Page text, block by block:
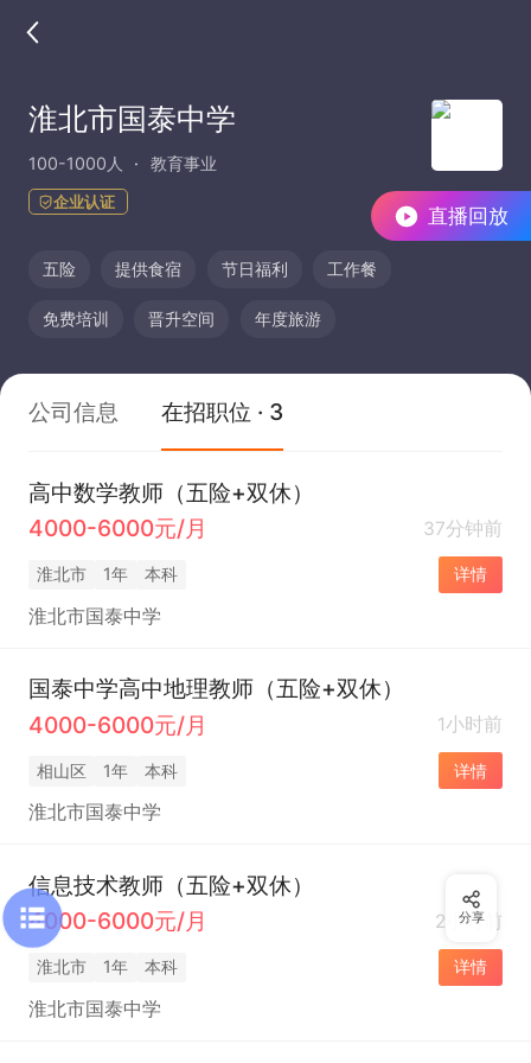
直播回放
淮北市国泰中学
100-1000人 教育事业
企业认证
五险 提供食宿 节日福利 工作餐
免费培训 晋升空间 年度旅游
公司信息 在招职位 · 3
高中数学教师（五险+双休）
4000-6000元/月
37分钟前
淮北市 1年 本科 详情
淮北市国泰中学
国泰中学高中地理教师（五险+双休）
4000-6000元/月
1小时前
相山区 1年 本科 详情
淮北市国泰中学
信息技术教师（五险+双休）
4000-6000元/月
2小时前
淮北市 1年 本科 详情
淮北市国泰中学
分享